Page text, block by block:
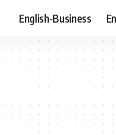
English-Business